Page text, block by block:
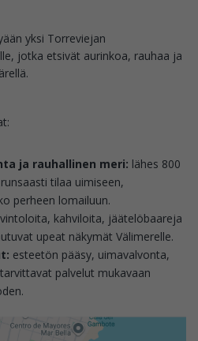
yksi Torreviejan
jotka etsivät aurinkoa, rauhaa ja
ja rauhallinen meri: lähes 800
tilaa uimiseen,
perheen lomailuun.
kahviloita, jäätelöbaareja
upeat näkymät Välimerelle.
esteetön pääsy, uimavalvonta,
palvelut mukavaan